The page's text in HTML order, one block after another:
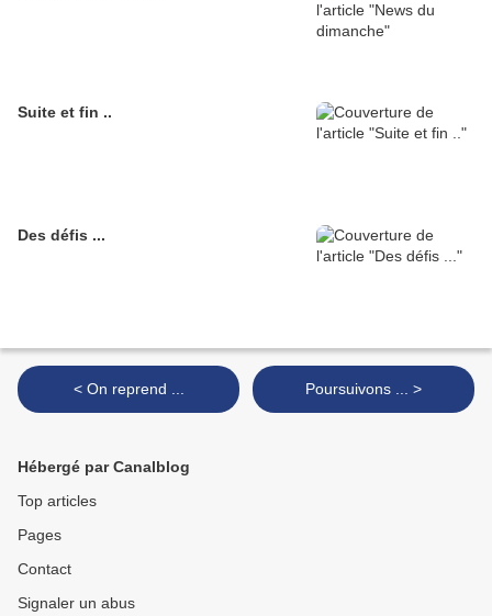
Suite et fin ..
Des défis ...
< On reprend ... Poursuivons ... >
Hébergé par Canalblog
Top articles
Pages
Contact
Signaler un abus